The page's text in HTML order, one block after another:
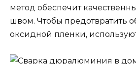
метод обеспечит
швом. Чтобы предотвратить
оксидной пленки,